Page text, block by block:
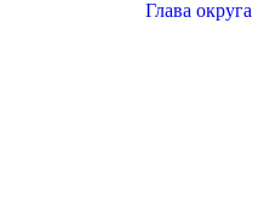
Глава округа